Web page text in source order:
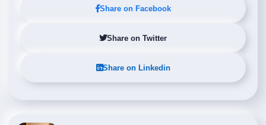
Share on Facebook
Share on Twitter
Share on Linkedin